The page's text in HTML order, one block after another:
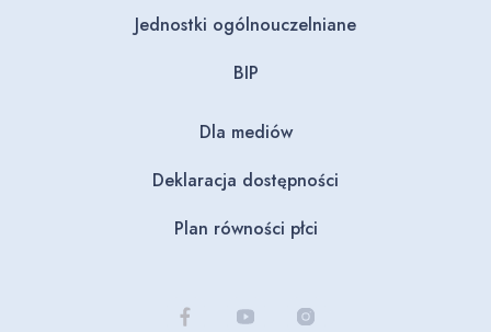
Jednostki ogólnouczelniane
BIP
Dla mediów
Deklaracja dostępności
Plan równości płci